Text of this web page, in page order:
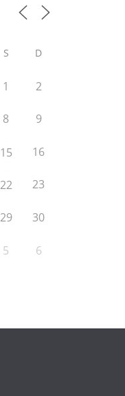
S D
1 2
8 9
15 16
22 23
29 30
5 6